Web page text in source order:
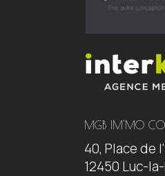
MGB IM'MO
40, Place de
12450 Luc-